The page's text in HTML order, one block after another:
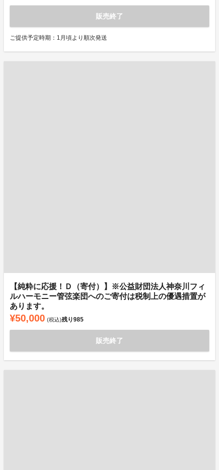
販売終了
ご提供予定時期：1月頃より順次発送
【純粋に応援！Ｄ（寄付）】※公益財団法人神奈川フィ
ルハーモニー管弦楽団へのご寄付は税制上の優遇措置が
あります。
¥50,000 (税込)残り985
販売終了